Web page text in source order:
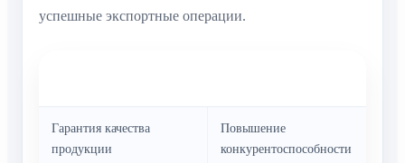
успешные экспортные операции.
Гарантия качества
продукции
Повышение
конкурентоспособности